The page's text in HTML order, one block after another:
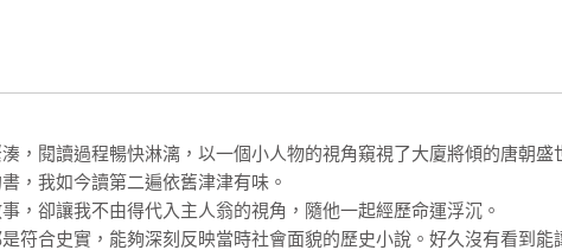
邊，朱雀門街西四街南的歸義坊內，確實很偏僻，可也有一項好處—
去。夫人日常洗菜漿衣，不必大老遠去挑水，七歲的女兒熱愛沐浴，
，閱讀過程暢快淋漓，以一個小人物的視角窺視了大廈將傾的唐朝盛
，我如今讀第二遍依舊津津有味。
，卻讓我不由得代入主人翁的視角，隨他一起經歷命運浮沉。
符合史實，能夠深刻反映當時社會面貌的歷史小說。好久沒有看到能